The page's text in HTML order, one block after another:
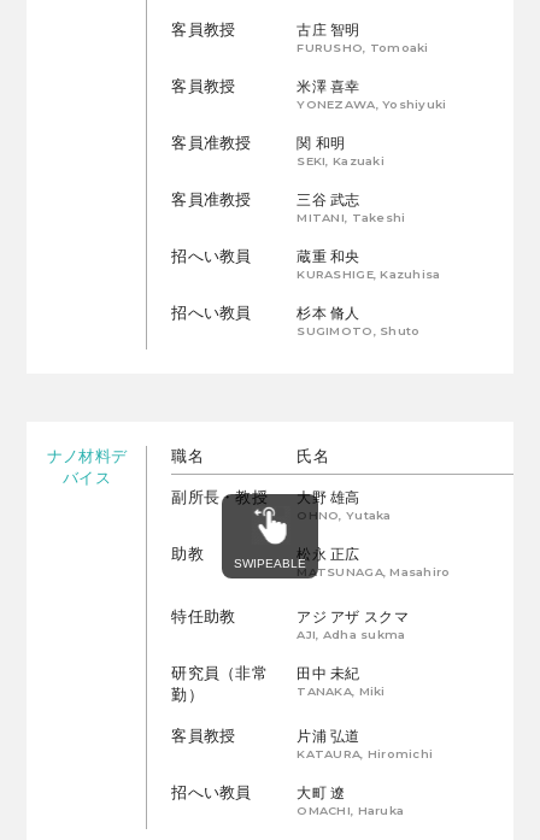
客員教授 古庄 智明
FURUSHO, Tomoaki
客員教授 米澤 喜幸
YONEZAWA, Yoshiyuki
客員准教授 関 和明
SEKI, Kazuaki
客員准教授 三谷 武志
MITANI, Takeshi
招へい教員 蔵重 和央
KURASHIGE, Kazuhisa
招へい教員 杉本 脩人
SUGIMOTO, Shuto
ナノ材料デ
バイス
職名 氏名
副所長・教授 大野 雄高
OHNO, Yutaka
助教 松永 正広
MATSUNAGA, Masahiro
特任助教 アジ アザ スクマ
AJI, Adha sukma
研究員（非常
勤）
田中 未紀
TANAKA, Miki
客員教授 片浦 弘道
KATAURA, Hiromichi
招へい教員 大町 遼
OMACHI, Haruka